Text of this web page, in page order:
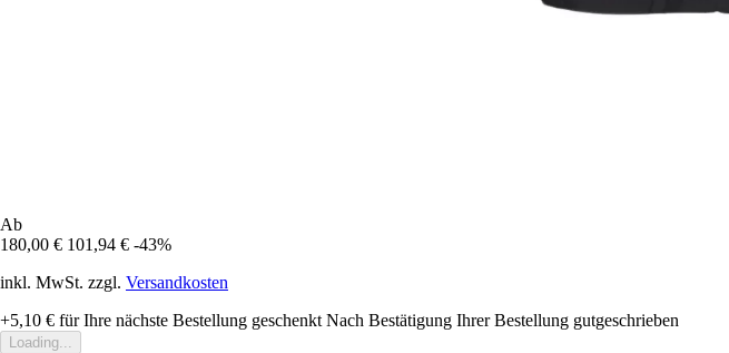
Ab
180,00 € 101,94 € -43%
inkl. MwSt. zzgl. Versandkosten
+5,10 € für Ihre nächste Bestellung geschenkt Nach Bestätigung Ihrer Bestellung gutgeschrieben
Loading...